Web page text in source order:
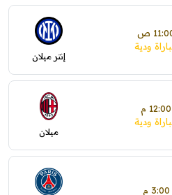
ص
ودية
إنتر ميلان
12:00 م
ودية
ميلان
3:00 م